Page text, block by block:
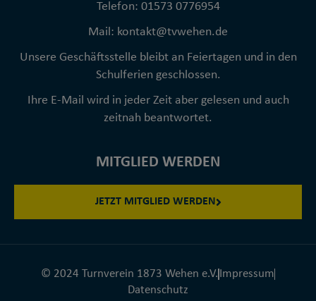
Telefon: 01573 0776954
Mail: kontakt@tvwehen.de
Unsere Geschäftsstelle bleibt an Feiertagen und in den
Schulferien geschlossen.
Ihre E-Mail wird in jeder Zeit aber gelesen und auch
zeitnah beantwortet.
MITGLIED WERDEN
JETZT MITGLIED WERDEN
© 2024 Turnverein 1873 Wehen e.V. Impressum
Datenschutz